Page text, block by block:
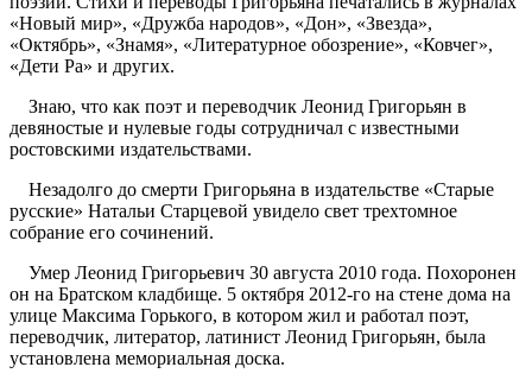
«Новый мир», «Дружба народов», «Дон», «Звезда»,
«Октябрь», «Знамя», «Литературное обозрение», «Ковчег»,
«Дети Ра» и других.
Знаю, что как поэт и переводчик Леонид Григорьян в
девяностые и нулевые годы сотрудничал с известными
ростовскими издательствами.
Незадолго до смерти Григорьяна в издательстве «Старые
русские» Натальи Старцевой увидело свет трехтомное
собрание его сочинений.
Умер Леонид Григорьевич 30 августа 2010 года. Похоронен
он на Братском кладбище. 5 октября 2012-го на стене дома на
улице Максима Горького, в котором жил и работал поэт,
переводчик, литератор, латинист Леонид Григорьян, была
установлена мемориальная доска.